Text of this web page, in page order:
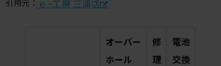
ｅ−工房 三浦店
オーバー
ホール
修
理
電池
交換